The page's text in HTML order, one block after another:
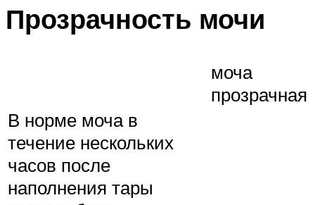
Прозрачность мочи
моча
прозрачная
В норме моча в
течение нескольких
часов после
наполнения тары